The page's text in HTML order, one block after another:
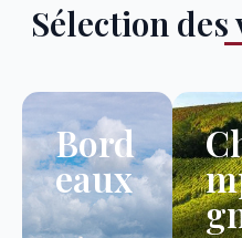
Sélection
Bord
eaux